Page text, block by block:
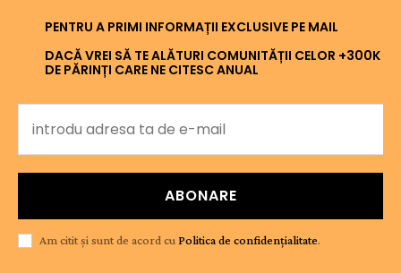
PENTRU A PRIMI INFORMAȚII EXCLUSIVE PE MAIL
DACĂ VREI SĂ TE ALĂTURI COMUNITĂȚII CELOR +300K
DE PĂRINȚI CARE NE CITESC ANUAL
ABONARE
Am citit și sunt de acord cu Politica de confidențialitate.